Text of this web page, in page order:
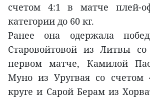
счетом 4:1 в матче плей-
категории до 60 кг.
Ранее она одержала
Старовойтовой из Литвы
первом матче, Камилой
Муно из Уругвая со счетом
круге и Сарой Берам из